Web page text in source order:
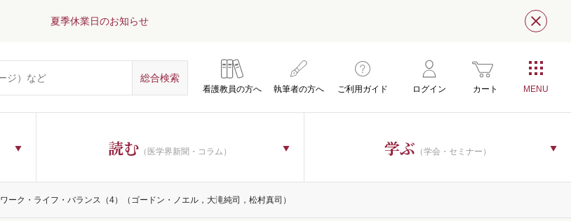
夏季休業日のお知らせ 閉じ
看護教員の方へ 執筆者の方へ ご利用ガイド ログイン カート
読む （医学界新聞・コラム） 学ぶ （学会・セミナー）
ワーク・ライフ・バランス（4）（ゴードン・ノエル，大滝純司，松村真司）